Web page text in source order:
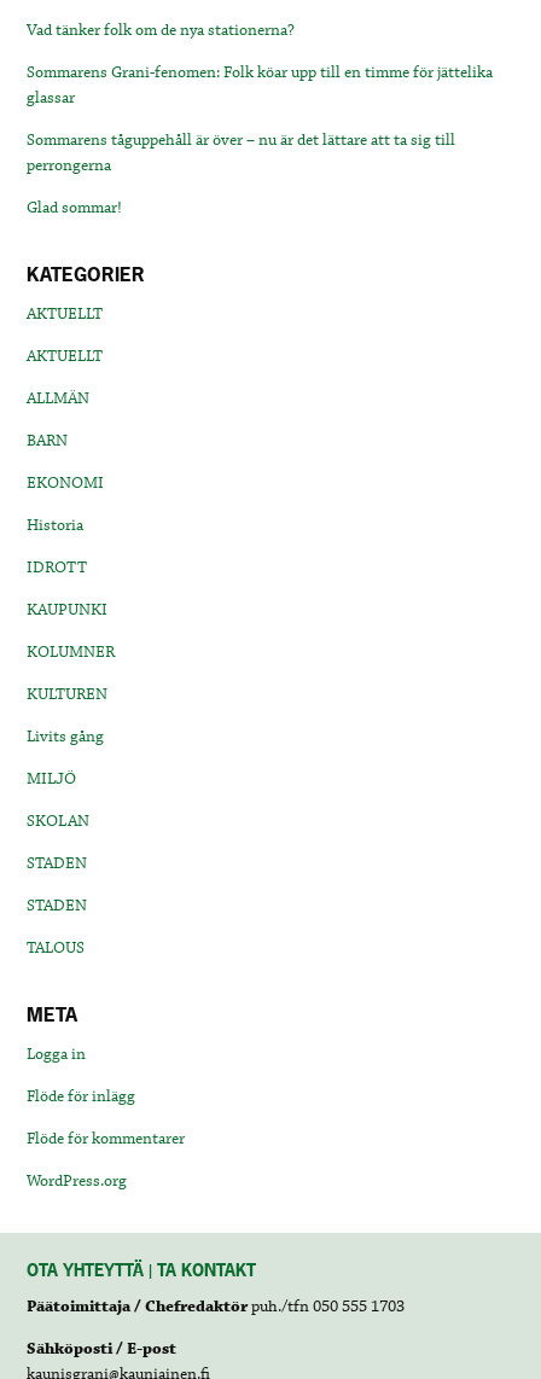
Vad tänker folk om de nya stationerna?
Sommarens Grani-fenomen: Folk köar upp till en timme för jättelika
glassar
Sommarens tåguppehåll är över – nu är det lättare att ta sig till
perrongerna
Glad sommar!
KATEGORIER
AKTUELLT
AKTUELLT
ALLMÄN
BARN
EKONOMI
Historia
IDROTT
KAUPUNKI
KOLUMNER
KULTUREN
Livits gång
MILJÖ
SKOLAN
STADEN
STADEN
TALOUS
META
Logga in
Flöde för inlägg
Flöde för kommentarer
WordPress.org
OTA YHTEYTTÄ | TA KONTAKT
Päätoimittaja / Chefredaktörpuh./tfn 050 555 1703
Sähköposti / E-post
kaunisgrani@kauniainen.fi